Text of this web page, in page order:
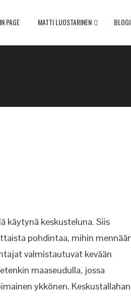
PAGE MATTI LUOSTARINEN BLOGI
käytynä keskusteluna. Siis
pohdintaa, mihin
valmistautuvat kevään
maaseudulla, jossa
ykkönen. Keskustallahan